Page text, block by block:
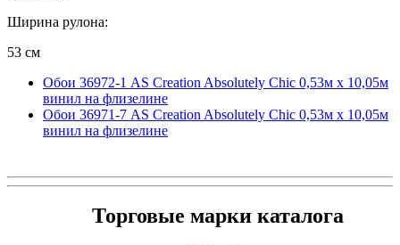
Ширина рулона:
53 см
Обои 36972-1 AS Creation Absolutely Chic 0,53м x 10,05м
винил на флизелине
Обои 36971-7 AS Creation Absolutely Chic 0,53м x 10,05м
винил на флизелине
Торговые марки каталога